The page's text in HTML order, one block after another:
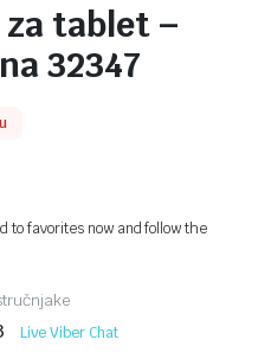
za tablet –
32347
to favorites now and follow the
Live Viber Chat